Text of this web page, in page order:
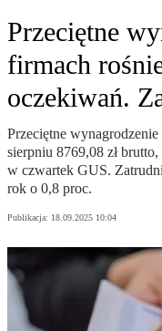
Przeciętne
firmach
oczekiwań.
Przeciętne
sierpniu 8769,08 zł
w czwartek GUS.
rok o 0,8 proc.
Publikacja: 18.09.2025 10:04